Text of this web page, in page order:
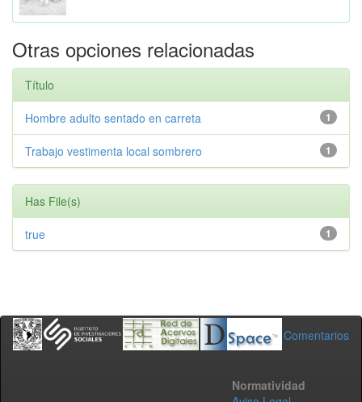
Otras opciones relacionadas
Título
1
Hombre adulto sentado en carreta
1
Trabajo vestimenta local sombrero
Has File(s)
1
true
Comentarios
Normatividad